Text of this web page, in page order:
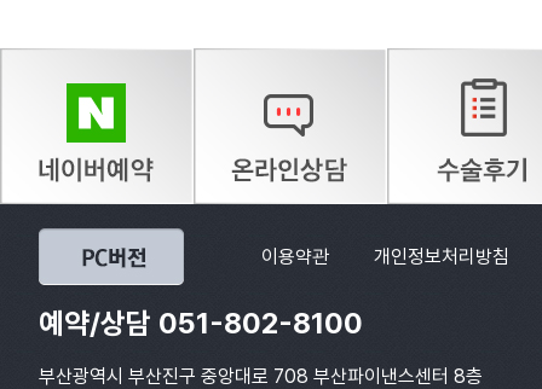
이용약관 개인정보처리방침
예약/상담 051-802-8100
부산광역시 부산진구 중앙대로 708 부산파이낸스센터 8층